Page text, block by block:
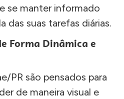
se manter informado
das suas tarefas diárias.
Forma Dinâmica e
PR são pensados para
de maneira visual e